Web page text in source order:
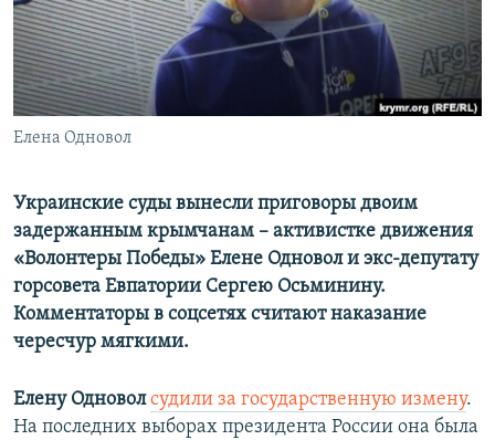
ПОБЕДИТЕЛЕЙ НЕ СУДЯТ?
КРЫМ.НЕПОКОРЕННЫЙ
ELIFBE
УКРАИНСКАЯ ПРОБЛЕМА КРЫМА
ПРИСОЕДИНЯЙТЕСЬ!
Елена Одновол
Украинские суды вынесли приговоры двоим
задержанным крымчанам – активистке движения
«Волонтеры Победы» Елене Одновол и экс-депутату
горсовета Евпатории Сергею Осьминину.
Комментаторы в соцсетях считают наказание
чересчур мягкими.
Елену Одновол судили за государственную измену.
На последних выборах президента России она была